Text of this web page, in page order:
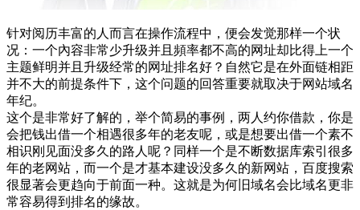
针对阅历丰富的人而言在操作流程中，便会发觉那样一个状
况：一个內容非常少升级并且頻率都不高的网址却比得上一个
主题鲜明并且升级经常的网址排名好？自然它是在外面链相距
并不大的前提条件下，这个问题的回答重要就取决于网站域名
年纪。
这个是非常好了解的，举个简易的事例，两人约你借款，你是
会把钱出借一个相遇很多年的老友呢，或是想要出借一个素不
相识刚见面没多久的路人呢？同样一个是不断数据库索引很多
年的老网站，而一个是才基本建设没多久的新网站，百度搜索
很显著会更趋向于前面一种。这就是为何旧域名会比域名更非
常容易得到排名的缘故。